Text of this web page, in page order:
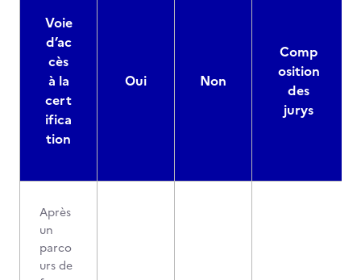
Voie
d’ac
cès
à la
cert
ifica
tion
Oui Non
Comp
osition
des
jurys
Après
un
parco
urs de